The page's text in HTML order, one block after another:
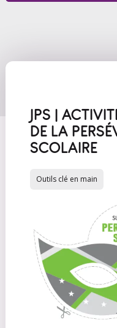
JPS |
DE LA
SCOLAIRE
Outils clé en main